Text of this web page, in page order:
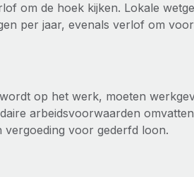
om de hoek kijken. Lokale
per jaar, evenals verlof om
op het werk, moeten
arbeidsvoorwaarden omvatten
vergoeding voor gederfd loon.